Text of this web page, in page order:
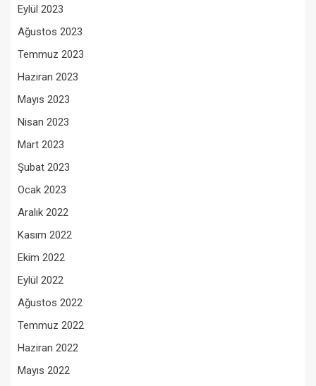
Eylül 2023
Ağustos 2023
Temmuz 2023
Haziran 2023
Mayıs 2023
Nisan 2023
Mart 2023
Şubat 2023
Ocak 2023
Aralık 2022
Kasım 2022
Ekim 2022
Eylül 2022
Ağustos 2022
Temmuz 2022
Haziran 2022
Mayıs 2022